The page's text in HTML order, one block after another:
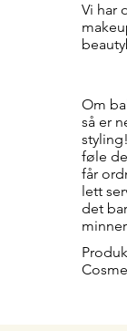
Vi har
Om
så er
føle
får
lett
det